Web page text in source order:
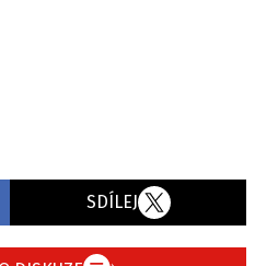
SDÍLEJ